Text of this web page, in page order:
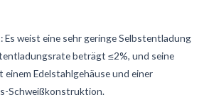
Es weist eine sehr geringe Selbstentladung
beträgt ≤2%, und seine
Edelstahlgehäuse und einer
Schweißkonstruktion.